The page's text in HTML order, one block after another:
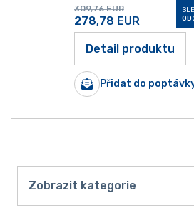
309,76 EUR
278,78 EUR
OD
Detail produktu
Přidat do
Zobrazit kategorie